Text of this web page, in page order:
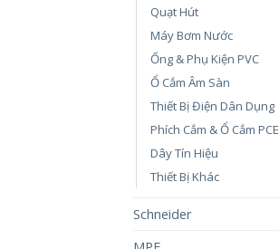
Quạt Hút
Máy Bơm Nước
Ống & Phụ Kiện PVC
Ổ Cắm Âm Sàn
Thiết Bị Điện Dân Dụng
Phích Cắm & Ổ Cắm PCE
Dây Tín Hiệu
Thiết Bị Khác
Schneider